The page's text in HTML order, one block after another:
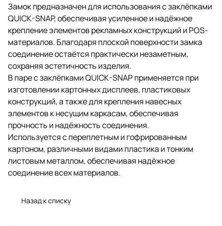
Замок предназначен для использования с заклёпками
QUICK-SNAP, обеспечивая усиленное и надёжное
крепление элементов рекламных конструкций и POS-
материалов. Благодаря плоской поверхности замка
соединение остаётся практически незаметным,
сохраняя эстетичность изделия.
В паре с заклёпками QUICK-SNAP применяется при
изготовлении картонных дисплеев, пластиковых
конструкций, а также для крепления навесных
элементов к несущим каркасам, обеспечивая
прочность и надёжность соединения.
Используется с переплетным и гофрированным
картоном, различными видами пластика и тонким
листовым металлом, обеспечивая надёжное
соединение всех материалов.
Назад к списку